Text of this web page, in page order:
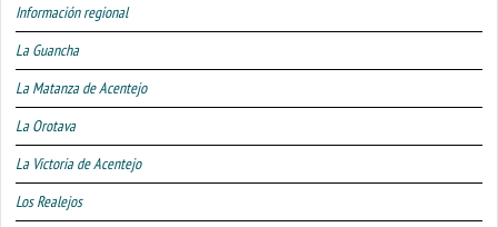
Información regional
La Guancha
La Matanza de Acentejo
La Orotava
La Victoria de Acentejo
Los Realejos